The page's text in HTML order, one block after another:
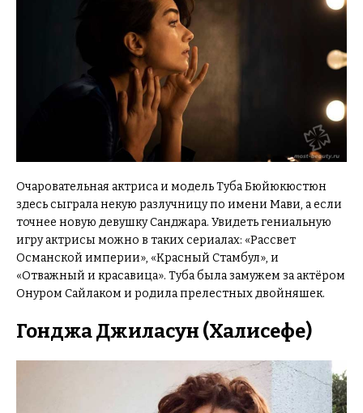
Очаровательная актриса и модель Туба Бюйюкюстюн
здесь сыграла некую разлучницу по имени Мави, а если
точнее новую девушку Санджара. Увидеть гениальную
игру актрисы можно в таких сериалах: «Рассвет
Османской империи», «Красный Стамбул», и
«Отважный и красавица». Туба была замужем за актёром
Онуром Сайлаком и родила прелестных двойняшек.
Гонджа Джиласун (Халисефе)